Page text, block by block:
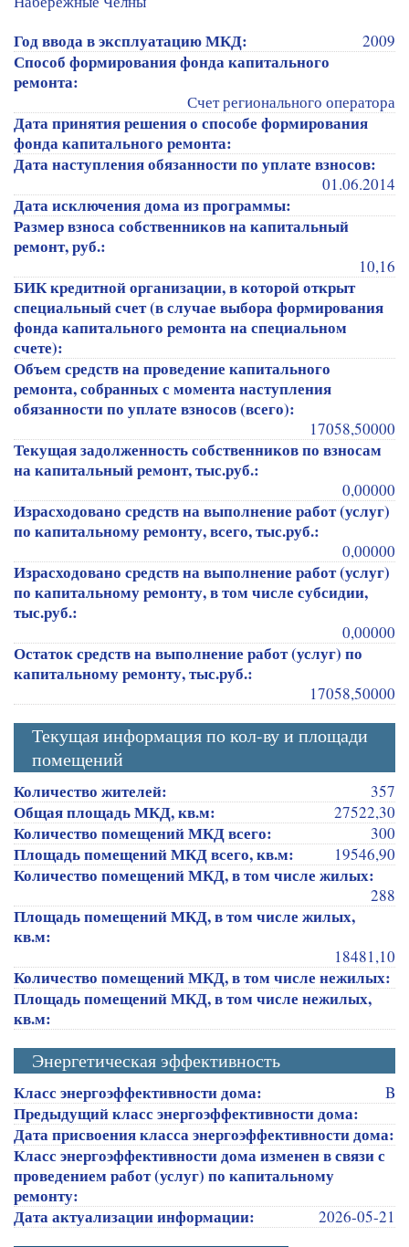
Год ввода в эксплуатацию МКД: 2009
Способ формирования фонда капитального
ремонта:
Счет регионального оператора
Дата принятия решения о способе формирования
фонда капитального ремонта:
Дата наступления обязанности по уплате взносов:
01.06.2014
Дата исключения дома из программы:
Размер взноса собственников на капитальный
ремонт, руб.:
10,16
БИК кредитной организации, в которой открыт
специальный счет (в случае выбора формирования
фонда капитального ремонта на специальном
счете):
Объем средств на проведение капитального
ремонта, собранных с момента наступления
обязанности по уплате взносов (всего):
17058,50000
Текущая задолженность собственников по взносам
на капитальный ремонт, тыс.руб.:
0,00000
Израсходовано средств на выполнение работ (услуг)
по капитальному ремонту, всего, тыс.руб.:
0,00000
Израсходовано средств на выполнение работ (услуг)
по капитальному ремонту, в том числе субсидии,
тыс.руб.:
0,00000
Остаток средств на выполнение работ (услуг) по
капитальному ремонту, тыс.руб.:
17058,50000
Текущая информация по кол-ву и площади
помещений
Количество жителей: 357
Общая площадь МКД, кв.м: 27522,30
Количество помещений МКД всего: 300
Площадь помещений МКД всего, кв.м: 19546,90
Количество помещений МКД, в том числе жилых:
288
Площадь помещений МКД, в том числе жилых,
кв.м:
18481,10
Количество помещений МКД, в том числе нежилых:
Площадь помещений МКД, в том числе нежилых,
кв.м:
Энергетическая эффективность
Класс энергоэффективности дома: B
Предыдущий класс энергоэффективности дома:
Дата присвоения класса энергоэффективности дома:
Класс энергоэффективности дома изменен в связи с
проведением работ (услуг) по капитальному
ремонту:
Дата актуализации информации:
2026-05-21